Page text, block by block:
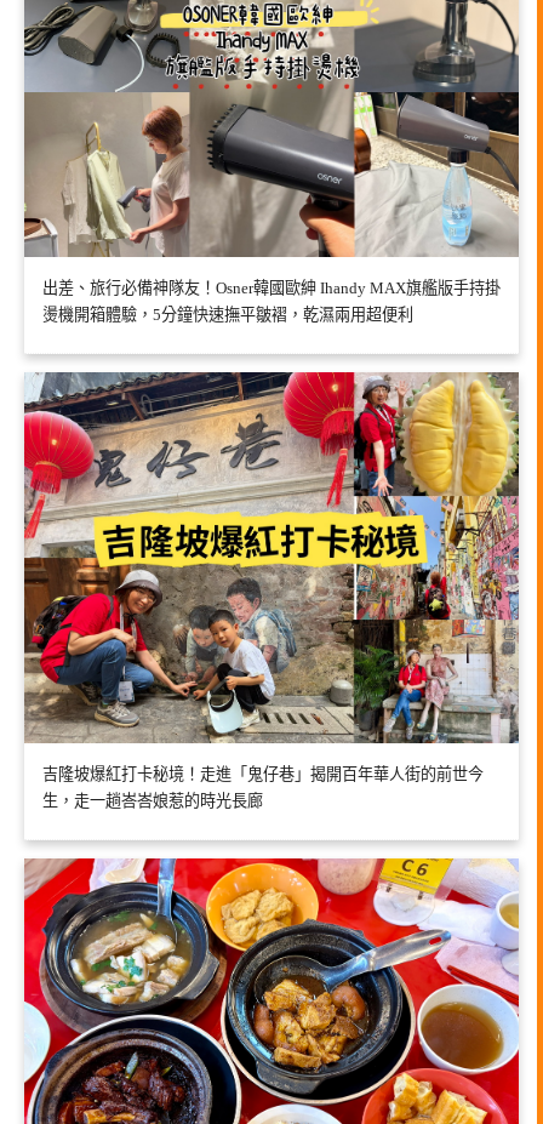
出差、旅行必備神隊友！Osner韓國歐紳 Ihandy MAX旗艦版手持掛
燙機開箱體驗，5分鐘快速撫平皺褶，乾濕兩用超便利
吉隆坡爆紅打卡秘境！走進「鬼仔巷」揭開百年華人街的前世今
生，走一趟峇峇娘惹的時光長廊